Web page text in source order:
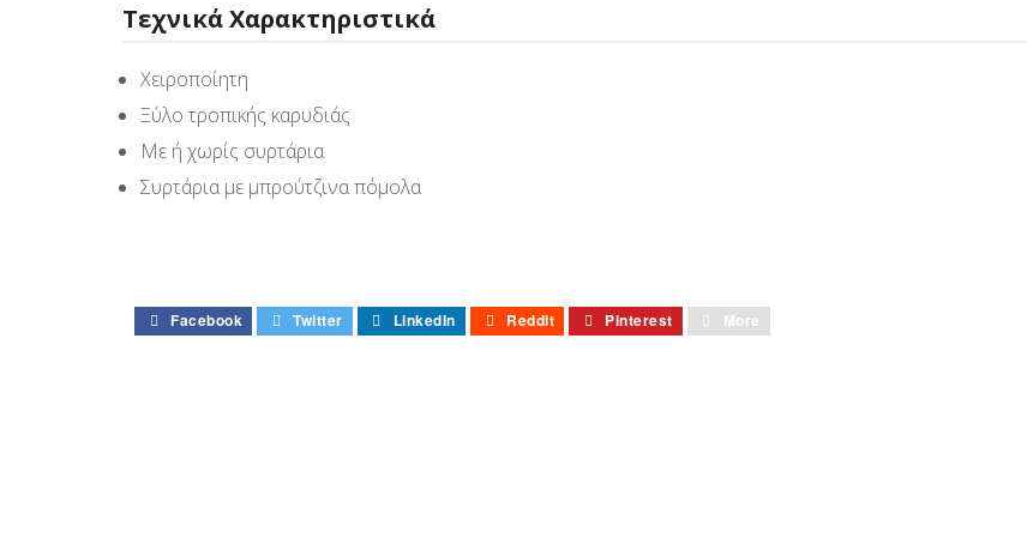
Τεχνικά Χαρακτηριστικά
Χειροποίητη
Ξύλο τροπικής καρυδιάς
Με ή χωρίς συρτάρια
Συρτάρια με μπρούτζινα πόμολα
Facebook Twitter LinkedIn Reddit Pinterest More